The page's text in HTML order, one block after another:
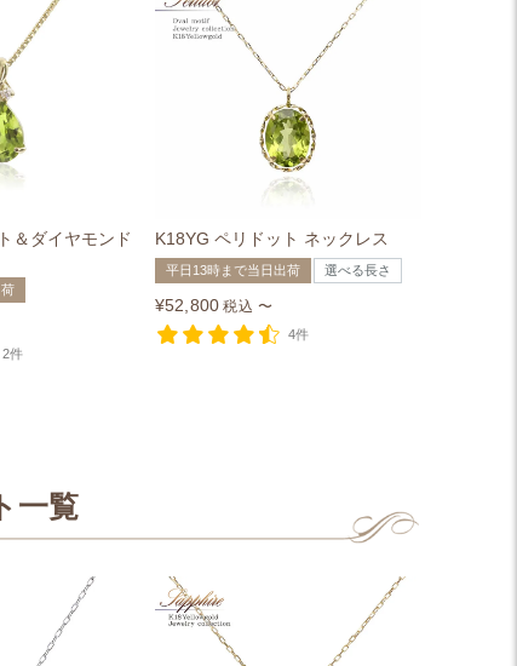
＆ダイヤモンド
2件
K18YG ペリドット ネックレス
平日13時まで当日出荷 選べる長さ
¥52,800 税込 〜
4件
一覧